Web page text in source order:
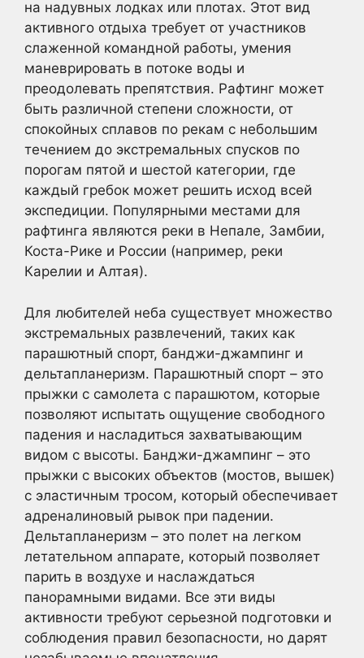
на надувных лодках или плотах. Этот вид
активного отдыха требует от участников
слаженной командной работы, умения
маневрировать в потоке воды и
преодолевать препятствия. Рафтинг может
быть различной степени сложности, от
спокойных сплавов по рекам с небольшим
течением до экстремальных спусков по
порогам пятой и шестой категории, где
каждый гребок может решить исход всей
экспедиции. Популярными местами для
рафтинга являются реки в Непале, Замбии,
Коста-Рике и России (например, реки
Карелии и Алтая).
Для любителей неба существует множество
экстремальных развлечений, таких как
парашютный спорт, банджи-джампинг и
дельтапланеризм. Парашютный спорт – это
прыжки с самолета с парашютом, которые
позволяют испытать ощущение свободного
падения и насладиться захватывающим
видом с высоты. Банджи-джампинг – это
прыжки с высоких объектов (мостов, вышек)
с эластичным тросом, который обеспечивает
адреналиновый рывок при падении.
Дельтапланеризм – это полет на легком
летательном аппарате, который позволяет
парить в воздухе и наслаждаться
панорамными видами. Все эти виды
активности требуют серьезной подготовки и
соблюдения правил безопасности, но дарят